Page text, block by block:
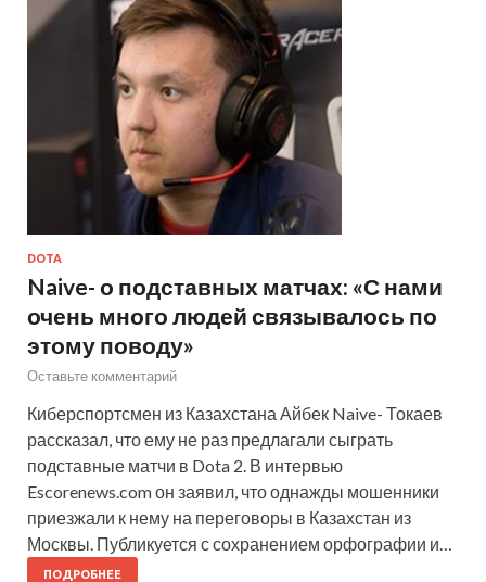
DOTA
Naive- о подставных матчах: «С нами
очень много людей связывалось по
этому поводу»
Оставьте комментарий
Киберспортсмен из Казахстана Айбек Naive- Токаев
рассказал, что ему не раз предлагали сыграть
подставные матчи в Dota 2. В интервью
Escorenews.com он заявил, что однажды мошенники
приезжали к нему на переговоры в Казахстан из
Москвы. Публикуется с сохранением орфографии и…
ПОДРОБНЕЕ